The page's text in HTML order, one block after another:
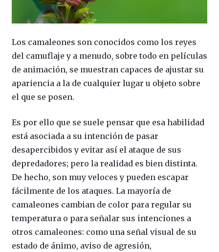
Los camaleones son conocidos como los reyes
del camuflaje y a menudo, sobre todo en películas
de animación, se muestran capaces de ajustar su
apariencia a la de cualquier lugar u objeto sobre
el que se posen.
Es por ello que se suele pensar que esa habilidad
está asociada a su intención de pasar
desapercibidos y evitar así el ataque de sus
depredadores; pero la realidad es bien distinta.
De hecho, son muy veloces y pueden escapar
fácilmente de los ataques. La mayoría de
camaleones cambian de color para regular su
temperatura o para señalar sus intenciones a
otros camaleones: como una señal visual de su
estado de ánimo, aviso de agresión,